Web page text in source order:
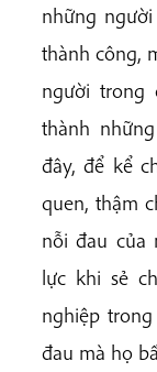
những
thành công,
người trong
thành
đây, để kể
quen, thậm
nỗi đau của
lực khi sẻ
nghiệp
đau mà họ